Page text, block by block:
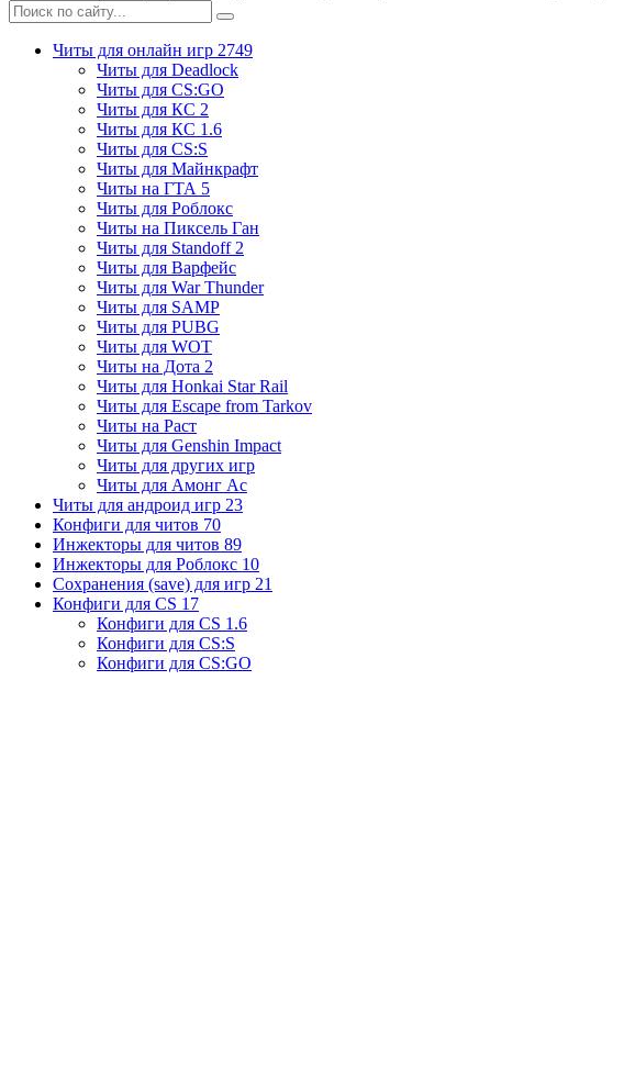
Читы для онлайн игр 2749
Читы для Deadlock
Читы для CS:GO
Читы для КС 2
Читы для КС 1.6
Читы для CS:S
Читы для Майнкрафт
Читы на ГТА 5
Читы для Роблокс
Читы на Пиксель Ган
Читы для Standoff 2
Читы для Варфейс
Читы для War Thunder
Читы для SAMP
Читы для PUBG
Читы для WOT
Читы на Дота 2
Читы для Honkai Star Rail
Читы для Escape from Tarkov
Читы на Раст
Читы для Genshin Impact
Читы для других игр
Читы для Амонг Ас
Читы для андроид игр 23
Конфиги для читов 70
Инжекторы для читов 89
Инжекторы для Роблокс 10
Сохранения (save) для игр 21
Конфиги для CS 17
Конфиги для CS 1.6
Конфиги для CS:S
Конфиги для CS:GO